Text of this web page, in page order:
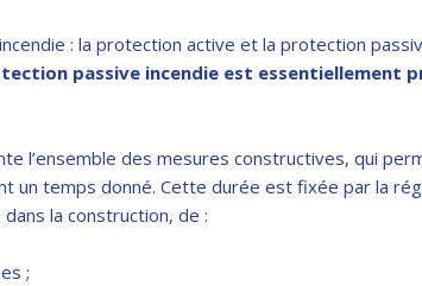
: la protection active et la protection
passive incendie est essentiellement
l’ensemble des mesures constructives, qui
un temps donné. Cette durée est fixée par la
la construction, de :
;